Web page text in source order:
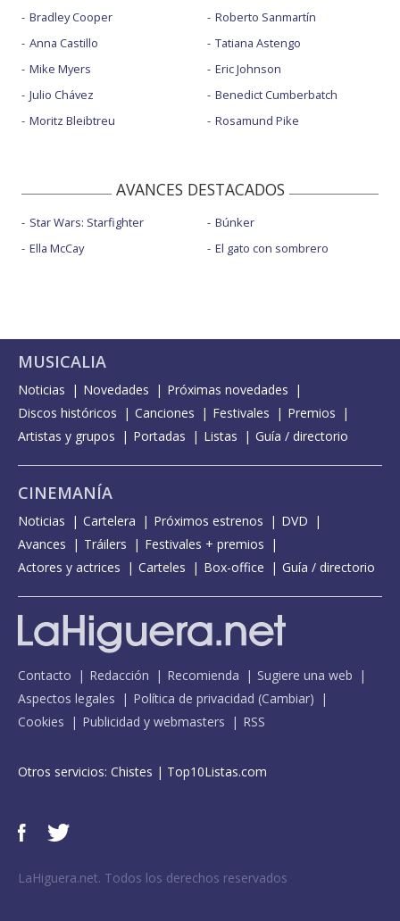
Bradley Cooper
Anna Castillo
Mike Myers
Julio Chávez
Moritz Bleibtreu
Roberto Sanmartín
Tatiana Astengo
Eric Johnson
Benedict Cumberbatch
Rosamund Pike
AVANCES DESTACADOS
Star Wars: Starfighter
Ella McCay
Búnker
El gato con sombrero
MUSICALIA
Noticias Novedades
Próximas novedades
Discos históricos
Canciones Festivales
Premios
Artistas y grupos
Portadas Listas Guía / directorio
CINEMANÍA
Noticias Cartelera Próximos estrenos
DVD
Avances
Tráilers
Festivales + premios
Actores y actrices
Carteles Box-office Guía / directorio
Contacto Redacción Recomienda
Sugiere una web
Aspectos legales
Política de privacidad (Cambiar)
Cookies
Publicidad y webmasters RSS
Otros servicios: Chistes | Top10Listas.com
LaHiguera.net. Todos los derechos reservados